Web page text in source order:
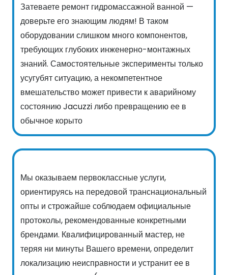
Затеваете ремонт гидромассажной ванной —
доверьте его знающим людям! В таком
оборудовании слишком много компонентов,
требующих глубоких инженерно-монтажных
знаний. Самостоятельные эксперименты только
усугубят ситуацию, а некомпетентное
вмешательство может привести к аварийному
состоянию Jacuzzi либо превращению ее в
обычное корыто
Мы оказываем первоклассные услуги,
ориентируясь на передовой транснациональный
опты и строжайше соблюдаем официальные
протоколы, рекомендованные конкретными
брендами. Квалифицированный мастер, не
теряя ни минуты Вашего времени, определит
локализацию неисправности и устранит ее в